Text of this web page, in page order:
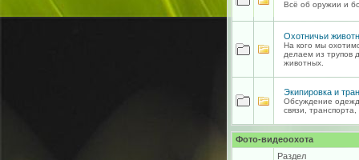
Всё об оружии и
Охотничьи
На кого мы
делаем из трупов
животных.
Экипировка и
Обсуждение
связи,
Фото-видеоохота
Раздел